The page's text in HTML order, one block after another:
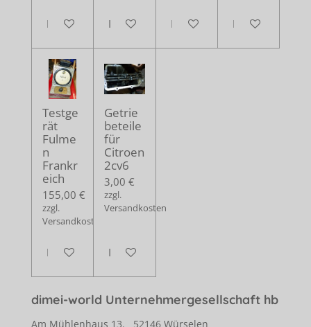
In den WarenkorbIn den WarenkorbIn den Warenkorb
In den
Testge
rät
Fulme
n
Frankr
eich
155,00 €
zzgl.
Versandkosten
In den Warenkorb
Getrie
beteile
für
Citroen
2cv6
3,00 €
zzgl.
Versandkosten
In den Warenkorb
dimei-world Unternehmergesellschaft hb
Am Mühlenhaus 13. 52146 Würselen